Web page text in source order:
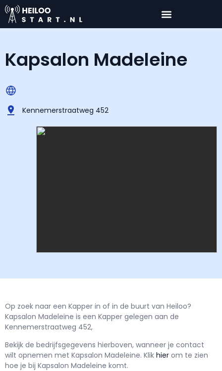
Kapsalon Madeleine
Kennemerstraatweg 452
Op zoek naar een Kapper in of in de buurt van Heiloo?
Kapsalon Madeleine is een Kapper gelegen aan de
Kennemerstraatweg 452,
Bekijk de bedrijfsgegevens hierboven, wanneer je contact
wilt opnemen met Kapsalon Madeleine. Klik hier om te zien
hoe je bij Kapsalon Madeleine komt.